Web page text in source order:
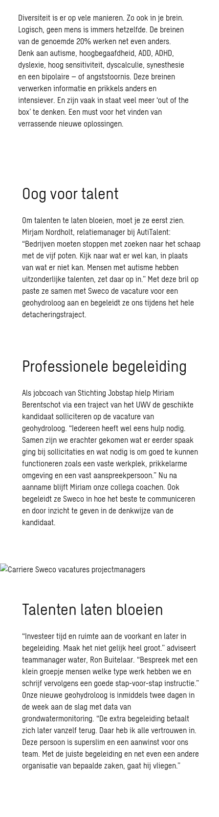
Diversiteit is er op vele manieren. Zo ook in je brein.
Logisch, geen mens is immers hetzelfde. De breinen
van de genoemde 20% werken net even anders.
Denk aan autisme, hoogbegaafdheid, ADD, ADHD,
dyslexie, hoog sensitiviteit, dyscalculie, synesthesie
en een bipolaire – of angststoornis. Deze breinen
verwerken informatie en prikkels anders en
intensiever. En zijn vaak in staat veel meer ‘out of the
box’ te denken. Een must voor het vinden van
verrassende nieuwe oplossingen.
Oog voor talent
Om talenten te laten bloeien, moet je ze eerst zien.
Mirjam Nordholt, relatiemanager bij AutiTalent:
“Bedrijven moeten stoppen met zoeken naar het schaap
met de vijf poten. Kijk naar wat er wel kan, in plaats
van wat er niet kan. Mensen met autisme hebben
uitzonderlijke talenten, zet daar op in.” Met deze bril op
paste ze samen met Sweco de vacature voor een
geohydroloog aan en begeleidt ze ons tijdens het hele
detacheringstraject.
Professionele begeleiding
Als jobcoach van Stichting Jobstap hielp Miriam
Berentschot via een traject van het UWV de geschikte
kandidaat solliciteren op de vacature van
geohydroloog. “Iedereen heeft wel eens hulp nodig.
Samen zijn we erachter gekomen wat er eerder spaak
ging bij sollicitaties en wat nodig is om goed te kunnen
functioneren zoals een vaste werkplek, prikkelarme
omgeving en een vast aanspreekpersoon.” Nu na
aanname blijft Miriam onze collega coachen. Ook
begeleidt ze Sweco in hoe het beste te communiceren
en door inzicht te geven in de denkwijze van de
kandidaat.
Talenten laten bloeien
“Investeer tijd en ruimte aan de voorkant en later in
begeleiding. Maak het niet gelijk heel groot.” adviseert
teammanager water, Ron Buitelaar. “Bespreek met een
klein groepje mensen welke type werk hebben we en
schrijf vervolgens een goede stap-voor-stap instructie.”
Onze nieuwe geohydroloog is inmiddels twee dagen in
de week aan de slag met data van
grondwatermonitoring. “De extra begeleiding betaalt
zich later vanzelf terug. Daar heb ik alle vertrouwen in.
Deze persoon is superslim en een aanwinst voor ons
team. Met de juiste begeleiding en net even een andere
organisatie van bepaalde zaken, gaat hij vliegen.”